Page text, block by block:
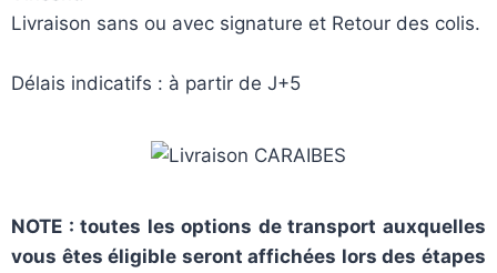
Livraison sans ou avec signature et Retour des colis.
Délais indicatifs : à partir de J+5
NOTE : toutes les options de transport auxquelles
vous êtes éligible seront affichées lors des étapes